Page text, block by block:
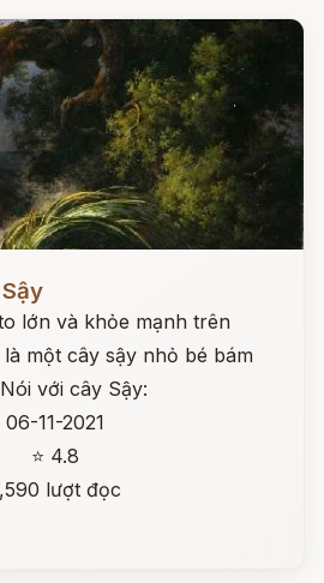
lớn và khỏe mạnh trên
một cây sậy nhỏ bé bám
với cây Sậy:
06-11-2021
⭐ 4.8
lượt đọc